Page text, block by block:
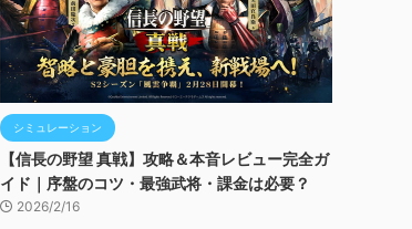
シミュレーション
【信長の野望 真戦】攻略＆本音レビュー完全ガ
イド｜序盤のコツ・最強武将・課金は必要？
2026/2/16